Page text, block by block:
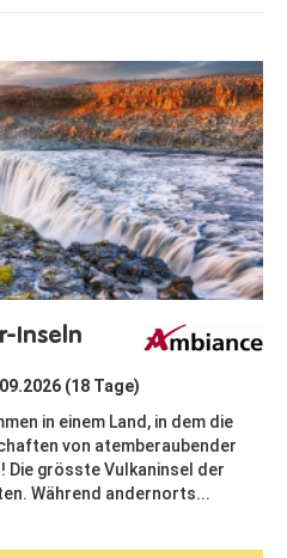
Inseln
(18 Tage)
in einem Land, in dem die
von atemberaubender
Die grösste Vulkaninsel der
Während andernorts...